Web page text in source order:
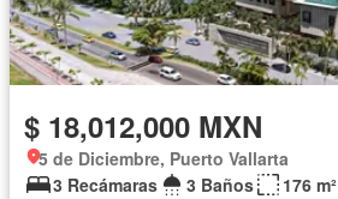
$ 18,012,000 MXN
5 de Diciembre, Puerto Vallarta
3 Recámaras
3 Baños
176 m²